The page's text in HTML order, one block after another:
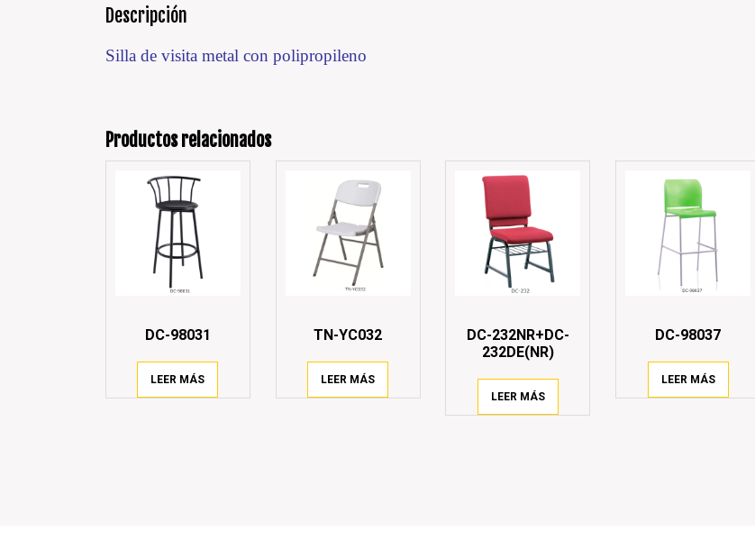
Descripción
Silla de visita metal con polipropileno
Productos relacionados
DC-98031
LEER MÁS
TN-YC032
LEER MÁS
DC-232NR+DC-
232DE(NR)
LEER MÁS
DC-98037
LEER MÁS